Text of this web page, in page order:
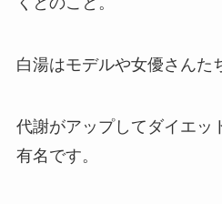
白湯はモデルや女優さんた
代謝がアップしてダイエッ
有名です。